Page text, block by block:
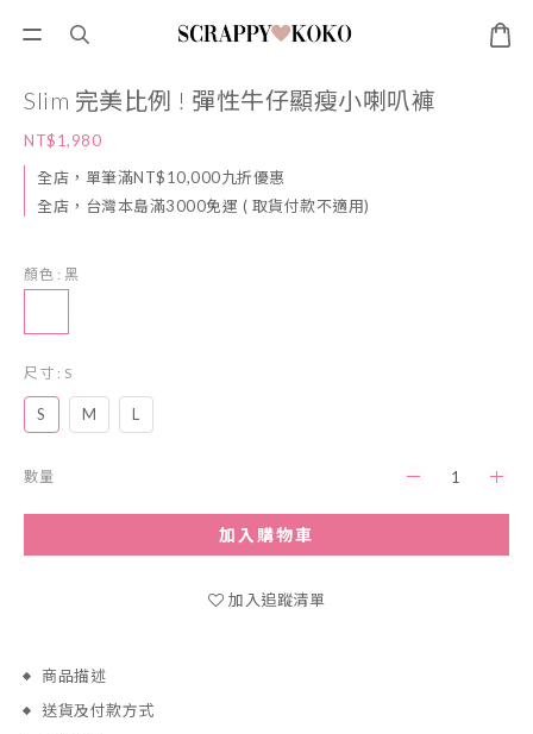
Slim 完美比例 ! 彈性牛仔顯瘦小喇叭褲
NT$1,980
全店，單筆滿NT$10,000九折優惠
全店，台灣本島滿3000免運 ( 取貨付款不適用)
顏色 : 黑
尺寸 : S
S M L
數量
加入購物車
加入追蹤清單
商品描述
送貨及付款方式